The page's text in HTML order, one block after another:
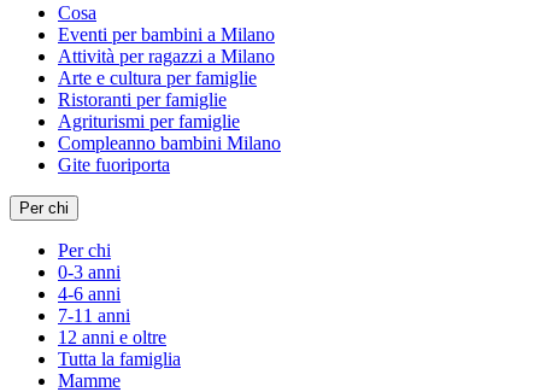
Cosa
Eventi per bambini a Milano
Attività per ragazzi a Milano
Arte e cultura per famiglie
Ristoranti per famiglie
Agriturismi per famiglie
Compleanno bambini Milano
Gite fuoriporta
Per chi
Per chi
0-3 anni
4-6 anni
7-11 anni
12 anni e oltre
Tutta la famiglia
Mamme